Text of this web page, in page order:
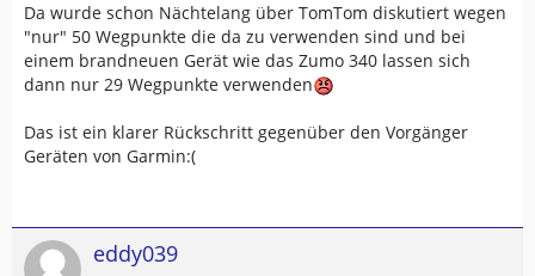
Da wurde schon Nächtelang über TomTom diskutiert wegen
"nur" 50 Wegpunkte die da zu verwenden sind und bei
einem brandneuen Gerät wie das Zumo 340 lassen sich
dann nur 29 Wegpunkte verwenden
Das ist ein klarer Rückschritt gegenüber den Vorgänger
Geräten von Garmin:(
eddy039